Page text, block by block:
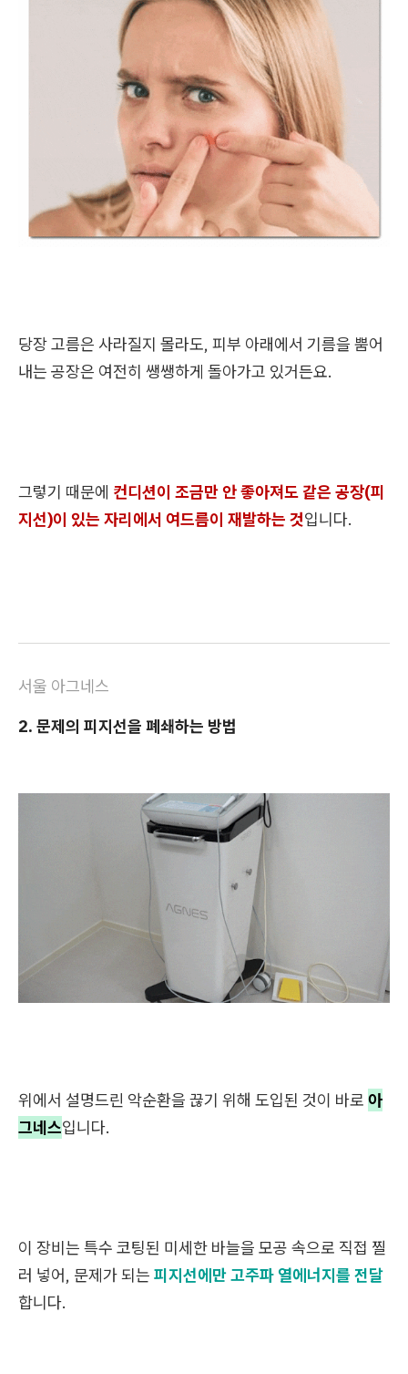
당장 고름은 사라질지 몰라도, 피부 아래에서 기름을 뿜어
내는 공장은 여전히 쌩쌩하게 돌아가고 있거든요.
그렇기 때문에 컨디션이 조금만 안 좋아져도 같은 공장(피
지선)이 있는 자리에서 여드름이 재발하는 것입니다.
서울 아그네스
2. 문제의 피지선을 폐쇄하는 방법
위에서 설명드린 악순환을 끊기 위해 도입된 것이 바로 아
그네스입니다.
이 장비는 특수 코팅된 미세한 바늘을 모공 속으로 직접 찔
러 넣어, 문제가 되는 피지선에만 고주파 열에너지를 전달
합니다.